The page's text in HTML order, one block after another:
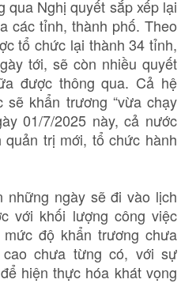
Infographic
qua Nghị quyết sắp xếp lại
các tỉnh, thành phố. Theo
tổ chức lại thành 34 tỉnh,
tới, sẽ còn nhiều quyết
được thông qua. Cả hệ
khẩn trương “vừa chạy
01/7/2025 này, cả nước
trị mới, tổ chức hành
những ngày sẽ đi vào lịch
với khối lượng công việc
độ khẩn trương chưa
chưa từng có, với sự
hiện thực hóa khát vọng